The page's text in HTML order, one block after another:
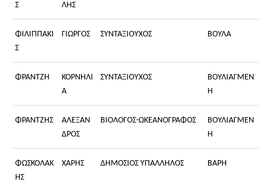
Σ
ΛΗΣ
ΦΙΛΙΠΠΑΚΙ
Σ
ΓΙΩΡΓΟΣ ΣΥΝΤΑΞΙΟΥΧΟΣ ΒΟΥΛΑ
ΦΡΑΝΤΖΗ
ΚΟΡΝΗΛΙ
Α
ΣΥΝΤΑΞΙΟΥΧΟΣ
ΒΟΥΛΙΑΓΜΕΝ
Η
ΦΡΑΝΤΖΗΣ
ΑΛΕΞΑΝ
ΔΡΟΣ
ΒΙΟΛΟΓΟΣ-ΩΚΕΑΝΟΓΡΑΦΟΣ
ΒΟΥΛΙΑΓΜΕΝ
Η
ΦΩΣΚΟΛΑΚ
ΗΣ
ΧΑΡΗΣ ΔΗΜΟΣΙΟΣ ΥΠΑΛΛΗΛΟΣ ΒΑΡΗ